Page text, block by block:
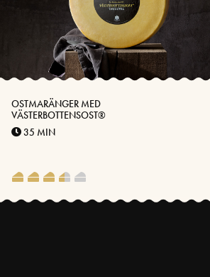
OSTMARÄNGER MED
VÄSTERBOTTENSOST®
35 MIN